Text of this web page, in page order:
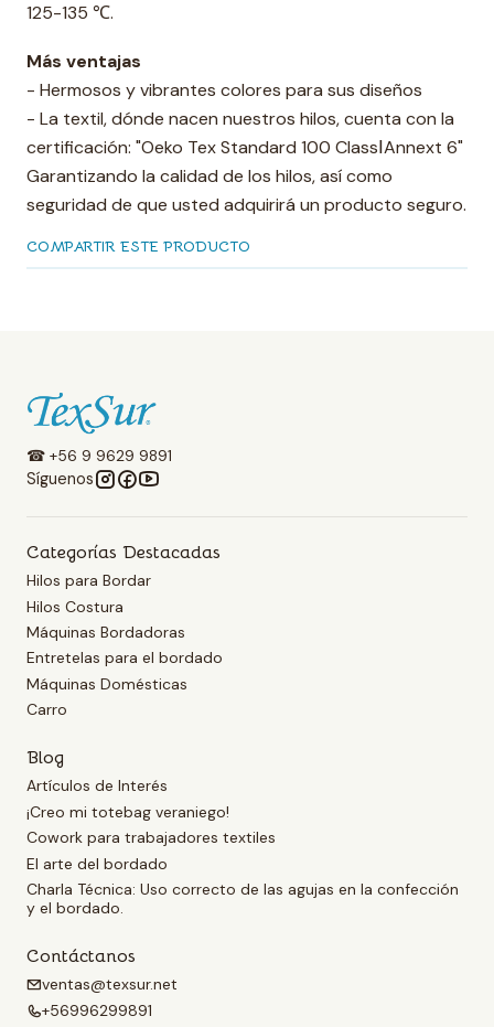
125-135 ℃.
Más ventajas
- Hermosos y vibrantes colores para sus diseños
- La textil, dónde nacen nuestros hilos, cuenta con la
certificación: "Oeko Tex Standard 100 ClassⅠAnnext 6"
Garantizando la calidad de los hilos, así como
seguridad de que usted adquirirá un producto seguro.
COMPARTIR ESTE PRODUCTO
☎ +56 9 9629 9891
Síguenos
Categorías Destacadas
Hilos para Bordar
Hilos Costura
Máquinas Bordadoras
Entretelas para el bordado
Máquinas Domésticas
Carro
Blog
Artículos de Interés
¡Creo mi totebag veraniego!
Cowork para trabajadores textiles
El arte del bordado
Charla Técnica: Uso correcto de las agujas en la confección
y el bordado.
Contáctanos
ventas@texsur.net
+56996299891